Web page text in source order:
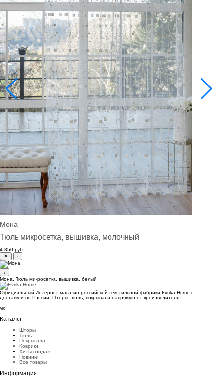
Мона
Тюль микросетка, вышивка, молочный
4 850 руб.
✕
‹
›
Мона. Тюль микросетка, вышивка, белый
Официальный Интернет-магазин российской текстильной фабрики Evrika Home c
доставкой по России. Шторы, тюль, покрывала напрямую от производителя
Каталог
Шторы
Тюль
Покрывала
Коврики
Хиты продаж
Новинки
Все товары
Информация